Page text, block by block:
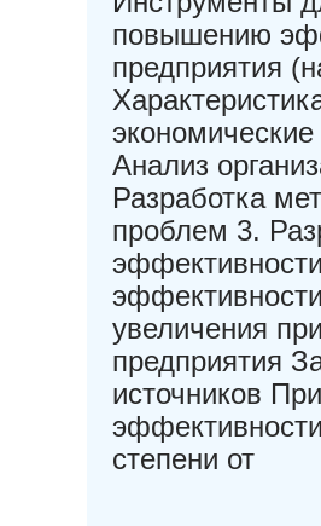
повышению
предприятия
Анализ
Разработка
проблем 3.
увеличения
предприятия
источников
степени от